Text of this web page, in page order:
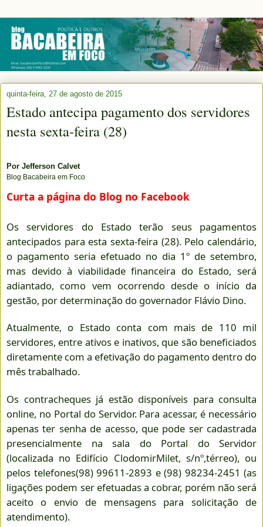
quinta-feira, 27 de agosto de 2015
Estado antecipa pagamento dos servidores
nesta sexta-feira (28)
Por Jefferson Calvet
Blog Bacabeira em Foco
Curta a página do Blog no Facebook
Os servidores do Estado terão seus pagamentos
antecipados para esta sexta-feira (28). Pelo calendário,
o pagamento seria efetuado no dia 1º de setembro,
mas devido à viabilidade financeira do Estado, será
adiantado, como vem ocorrendo desde o início da
gestão, por determinação do governador Flávio Dino.
Atualmente, o Estado conta com mais de 110 mil
servidores, entre ativos e inativos, que são beneficiados
diretamente com a efetivação do pagamento dentro do
mês trabalhado.
Os contracheques já estão disponíveis para consulta
online, no Portal do Servidor. Para acessar, é necessário
apenas ter senha de acesso, que pode ser cadastrada
presencialmente na sala do Portal do Servidor
(localizada no Edifício ClodomirMilet, s/nº,térreo), ou
pelos telefones(98) 99611-2893 e (98) 98234-2451 (as
ligações podem ser efetuadas a cobrar, porém não será
aceito o envio de mensagens para solicitação de
atendimento).